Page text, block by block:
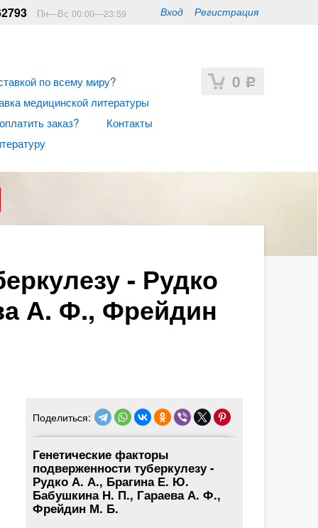
Вход Регистрация
Пн—Вс 00:00—23:59
0 Р
по всему миру?
медицинской литературы
заказ?
Контакты
- Рудко
А. Ф., Фрейдин
Поделиться:
Генетические факторы
подверженности туберкулезу -
Рудко А. А., Брагина Е. Ю.
Бабушкина Н. П., Гараева А. Ф.,
Фрейдин М. Б.